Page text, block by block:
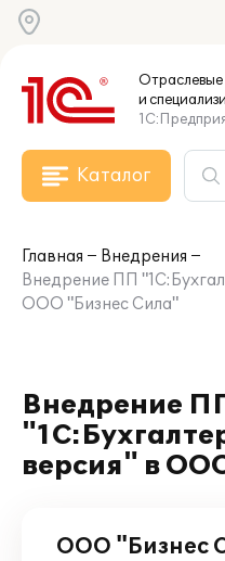
Отраслевые
и
Каталог
Главная
Внедрения
Внедрение ПП
ООО "Бизнес Сила"
Внедрение
версия" в
ООО "Бизнес